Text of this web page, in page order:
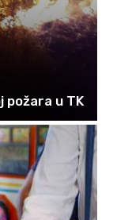
požara u TK